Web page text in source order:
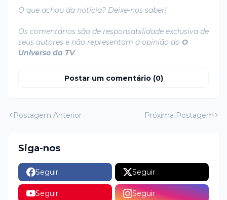
O que achou da notícia? Deixe-nos saber!
Os comentários são de responsabilidade exclusiva de
seus autores e não representam a opinião do O
Universo da TV.
Postar um comentário (0)
Postagem Anterior Próxima Postagem
Siga-nos
Seguir Seguir
Seguir Seguir